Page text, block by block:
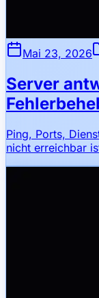
Mai 23, 2026
Server
Ping, Ports,
nicht erreichbar